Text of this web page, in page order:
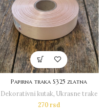
Papirna traka S325 zlatna
Dekorativni kutak, Ukrasne trake
270rsd